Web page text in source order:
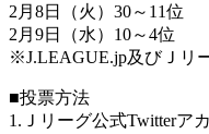
2月8日（火）30～11位
2月9日（水）10～4位
※J.LEAGUE.jp及びＪリ
■投票方法
1.Ｊリーグ公式Twitterア